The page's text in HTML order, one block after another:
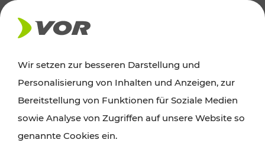
AKTUELLES
Ausflugstipps
Wien, Niederösterreich und das Burgenland
Wir setzen zur besseren Darstellung und
Personalisierung von Inhalten und Anzeigen, zur
Bereitstellung von Funktionen für Soziale Medien
sowie Analyse von Zugriffen auf unsere Website so
genannte Cookies ein.